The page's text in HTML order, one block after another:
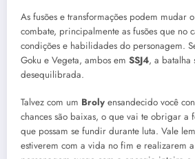
As fusões e transformações podem mudar
combate, principalmente as fusões que no
condições e habilidades do personagem.
Goku e Vegeta, ambos em SSJ4, a batalha
desequilibrada.
Talvez com um Broly ensandecido você
chances são baixas, o que vai te obrigar a
que possam se fundir durante luta. Vale
estiverem com a vida no fim e realizarem